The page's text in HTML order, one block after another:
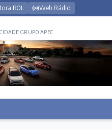
BOL Web Rádio
GRUPO APEC